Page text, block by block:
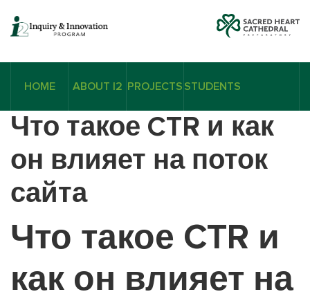
HOME ABOUT I2 PROJECTS STUDENTS
Что такое CTR и как
он влияет на поток
сайта
Что такое CTR и
как он влияет на